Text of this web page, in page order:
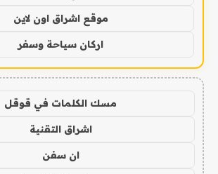
موقع اشراق اون لاين
اركان سياحة وسفر
مسك الكلمات في قوقل
اشراق التقنية
ان سفن